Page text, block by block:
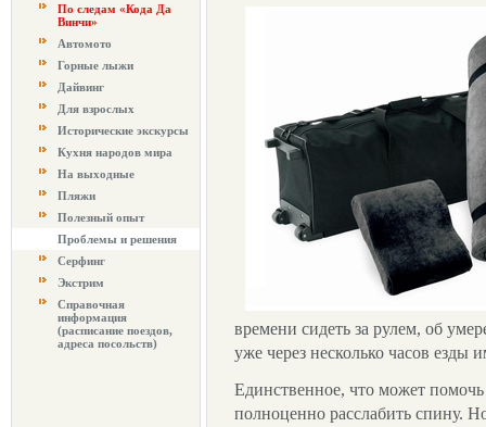
По следам «Кода Да
Винчи»
Автомото
Горные лыжи
Дайвинг
Для взрослых
Исторические экскурсы
Кухня народов мира
На выходные
Пляжи
Полезный опыт
Проблемы и решения
Серфинг
Экстрим
Справочная
информация
(расписание поездов,
адреса посольств)
времени сидеть за рулем, об
уже через несколько часов езды
Единственное, что может
полноценно расслабить спину.